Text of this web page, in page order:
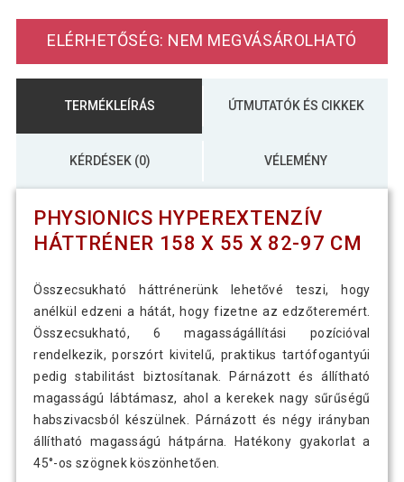
ELÉRHETŐSÉG: NEM MEGVÁSÁROLHATÓ
TERMÉKLEÍRÁS ÚTMUTATÓK ÉS CIKKEK
KÉRDÉSEK (0) VÉLEMÉNY
PHYSIONICS HYPEREXTENZÍV
HÁTTRÉNER 158 X 55 X 82-97 CM
Összecsukható háttrénerünk lehetővé teszi, hogy
anélkül edzeni a hátát, hogy fizetne az edzőteremért.
Összecsukható, 6 magasságállítási pozícióval
rendelkezik, porszórt kivitelű, praktikus tartófogantyúi
pedig stabilitást biztosítanak. Párnázott és állítható
magasságú lábtámasz, ahol a kerekek nagy sűrűségű
habszivacsból készülnek. Párnázott és négy irányban
állítható magasságú hátpárna. Hatékony gyakorlat a
45°-os szögnek köszönhetően.